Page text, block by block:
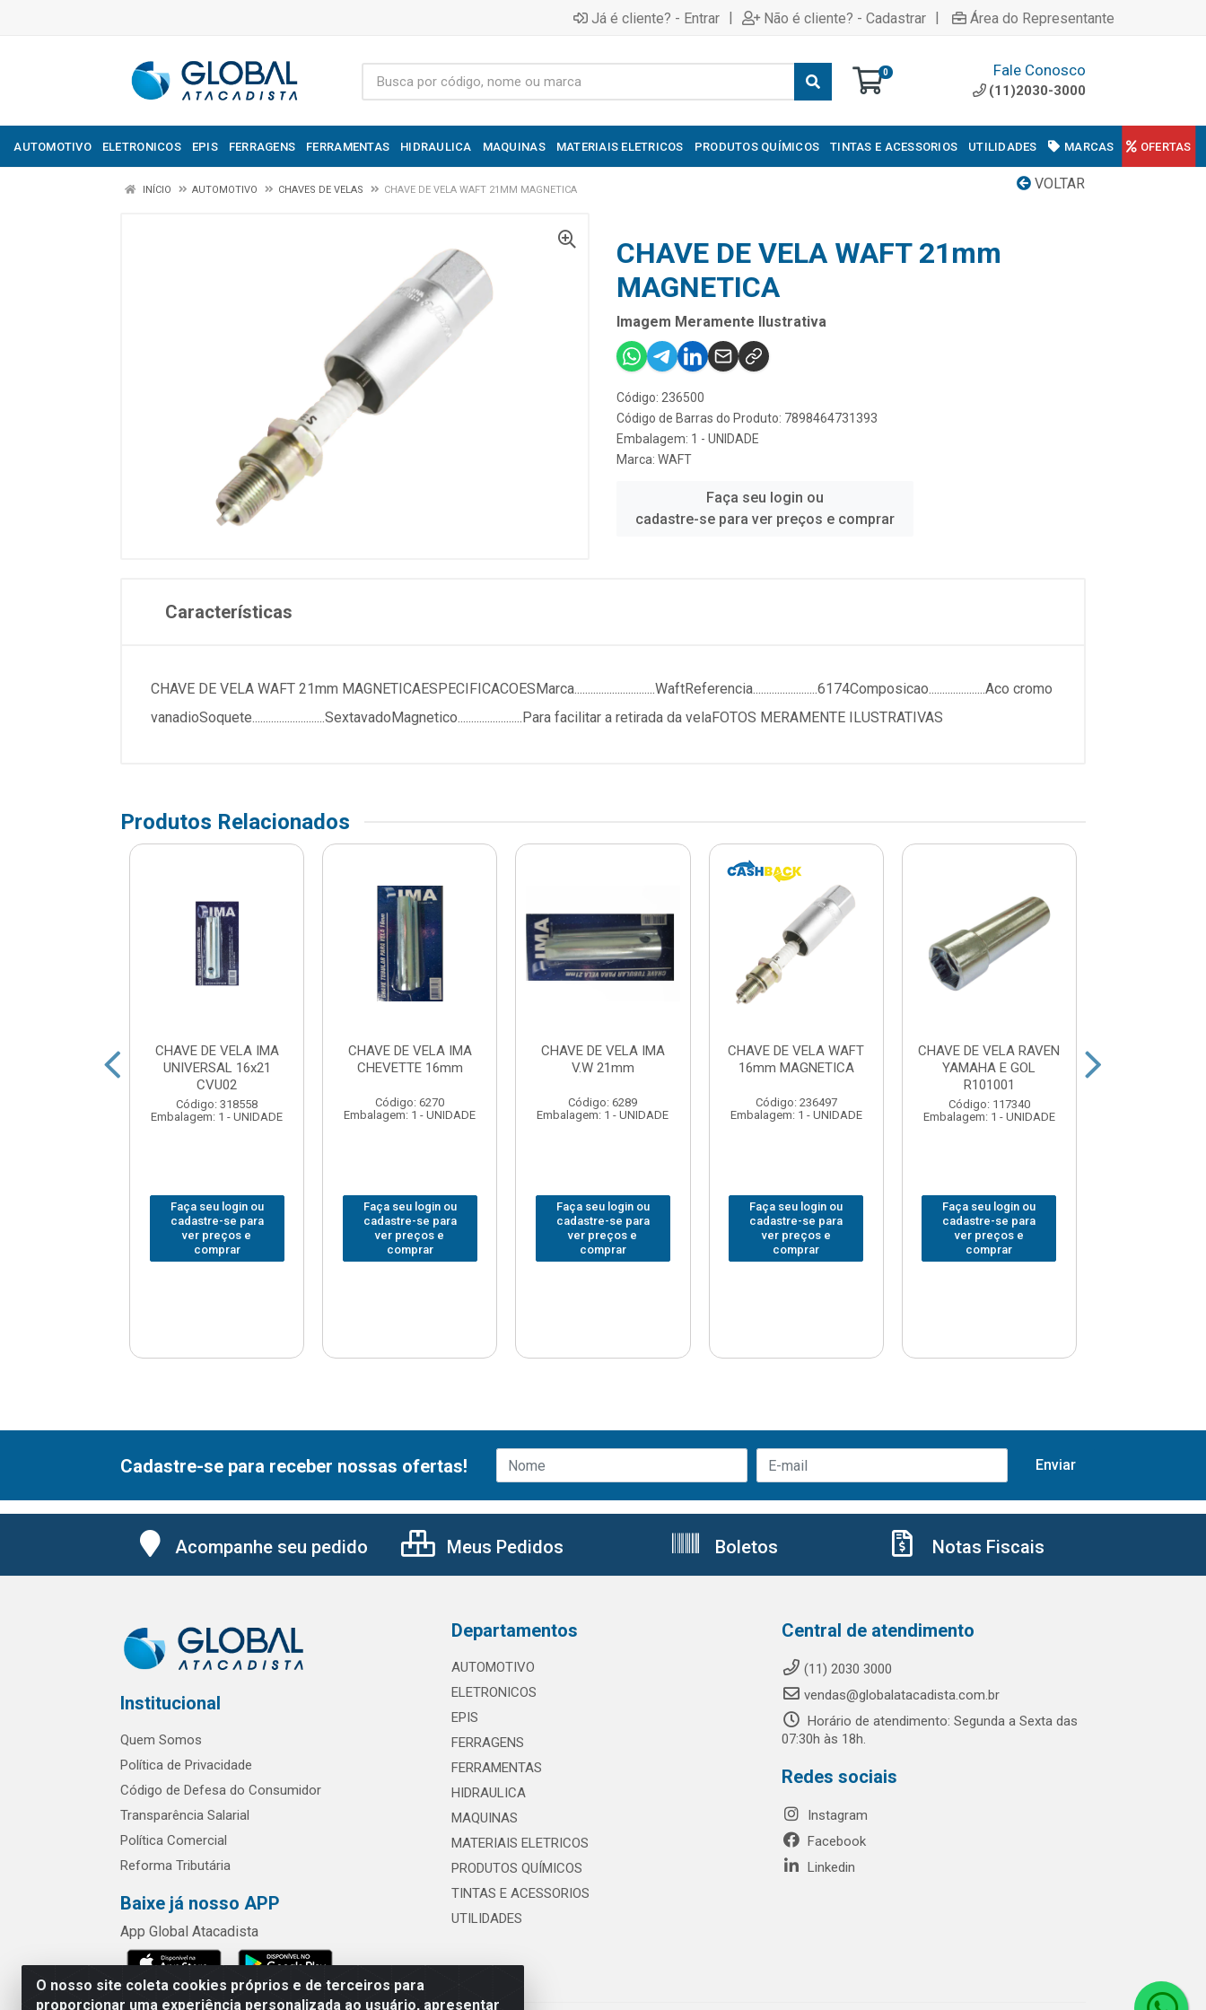
Já é cliente? - Entrar | Não é cliente? - Cadastrar | Área do Representante
0 Fale Conosco
(11)2030-3000
AUTOMOTIVO ELETRONICOS EPIS FERRAGENS FERRAMENTAS HIDRAULICA MAQUINAS MATERIAIS ELETRICOS PRODUTOS QUÍMICOS TINTAS E ACESSORIOS UTILIDADES MARCAS OFERTAS
VOLTAR
INÍCIO AUTOMOTIVO CHAVES DE VELAS CHAVE DE VELA WAFT 21MM MAGNETICA
CHAVE DE VELA WAFT 21mm
MAGNETICA
Imagem Meramente Ilustrativa
Código: 236500
Código de Barras do Produto: 7898464731393
Embalagem: 1 - UNIDADE
Marca: WAFT
Faça seu login ou
cadastre-se para ver preços e comprar
Características
CHAVE DE VELA WAFT 21mm MAGNETICAESPECIFICACOESMarca..............................WaftReferencia........................6174Composicao.....................Aco cromo
vanadioSoquete...........................SextavadoMagnetico........................Para facilitar a retirada da velaFOTOS MERAMENTE ILUSTRATIVAS
Produtos Relacionados
CHAVE DE VELA IMA
UNIVERSAL 16x21
CVU02
Código: 318558
Embalagem: 1 - UNIDADE
Faça seu login ou
cadastre-se para
ver preços e
comprar
CHAVE DE VELA IMA
CHEVETTE 16mm
Código: 6270
Embalagem: 1 - UNIDADE
Faça seu login ou
cadastre-se para
ver preços e
comprar
CHAVE DE VELA IMA
V.W 21mm
Código: 6289
Embalagem: 1 - UNIDADE
Faça seu login ou
cadastre-se para
ver preços e
comprar
CHAVE DE VELA WAFT
16mm MAGNETICA
Código: 236497
Embalagem: 1 - UNIDADE
Faça seu login ou
cadastre-se para
ver preços e
comprar
CHAVE DE VELA RAVEN
YAMAHA E GOL
R101001
Código: 117340
Embalagem: 1 - UNIDADE
Faça seu login ou
cadastre-se para
ver preços e
comprar
O nosso site coleta cookies próprios e de terceiros para
proporcionar uma experiência personalizada ao usuário, apresentar
Cadastre-se para receber nossas ofertas!
Acompanhe seu pedido Meus Pedidos Boletos Notas Fiscais
Institucional
Quem Somos
Política de Privacidade
Código de Defesa do Consumidor
Transparência Salarial
Política Comercial
Reforma Tributária
Baixe já nosso APP
App Global Atacadista
Departamentos
AUTOMOTIVO
ELETRONICOS
EPIS
FERRAGENS
FERRAMENTAS
HIDRAULICA
MAQUINAS
MATERIAIS ELETRICOS
PRODUTOS QUÍMICOS
TINTAS E ACESSORIOS
UTILIDADES
Central de atendimento
(11) 2030 3000
vendas@globalatacadista.com.br
Horário de atendimento: Segunda a Sexta das
07:30h às 18h.
Redes sociais
Instagram
Facebook
Linkedin